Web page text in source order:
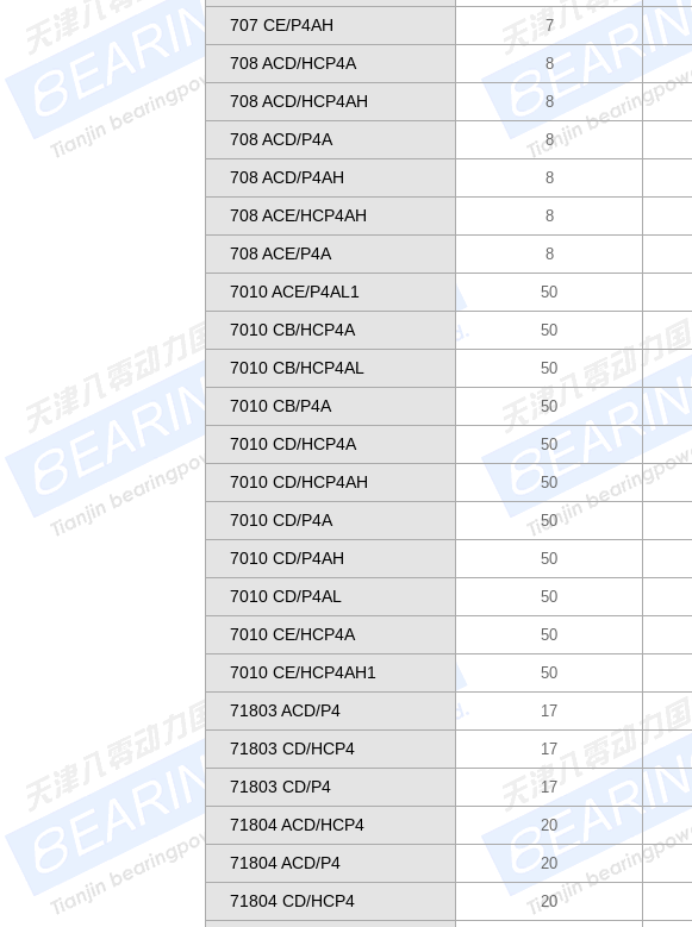
707 CE/P4AH 7
708 ACD/HCP4A 8
708 ACD/HCP4AH 8
708 ACD/P4A 8
708 ACD/P4AH 8
708 ACE/HCP4AH 8
708 ACE/P4A 8
7010 ACE/P4AL1 50
7010 CB/HCP4A 50
7010 CB/HCP4AL 50
7010 CB/P4A 50
7010 CD/HCP4A 50
7010 CD/HCP4AH 50
7010 CD/P4A 50
7010 CD/P4AH 50
7010 CD/P4AL 50
7010 CE/HCP4A 50
7010 CE/HCP4AH1 50
71803 ACD/P4 17
71803 CD/HCP4 17
71803 CD/P4 17
71804 ACD/HCP4 20
71804 ACD/P4 20
71804 CD/HCP4 20